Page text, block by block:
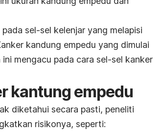
sel-sel kelenjar yang melapisi
kandung empedu yang dimulai
mengacu pada cara sel-sel kanker
kantung empedu
diketahui secara pasti, peneliti
risikonya, seperti: